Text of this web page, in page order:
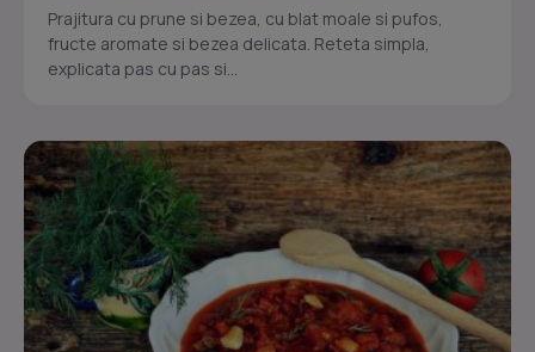
Prajitura cu prune si bezea, cu blat moale si pufos,
fructe aromate si bezea delicata. Reteta simpla,
explicata pas cu pas si...